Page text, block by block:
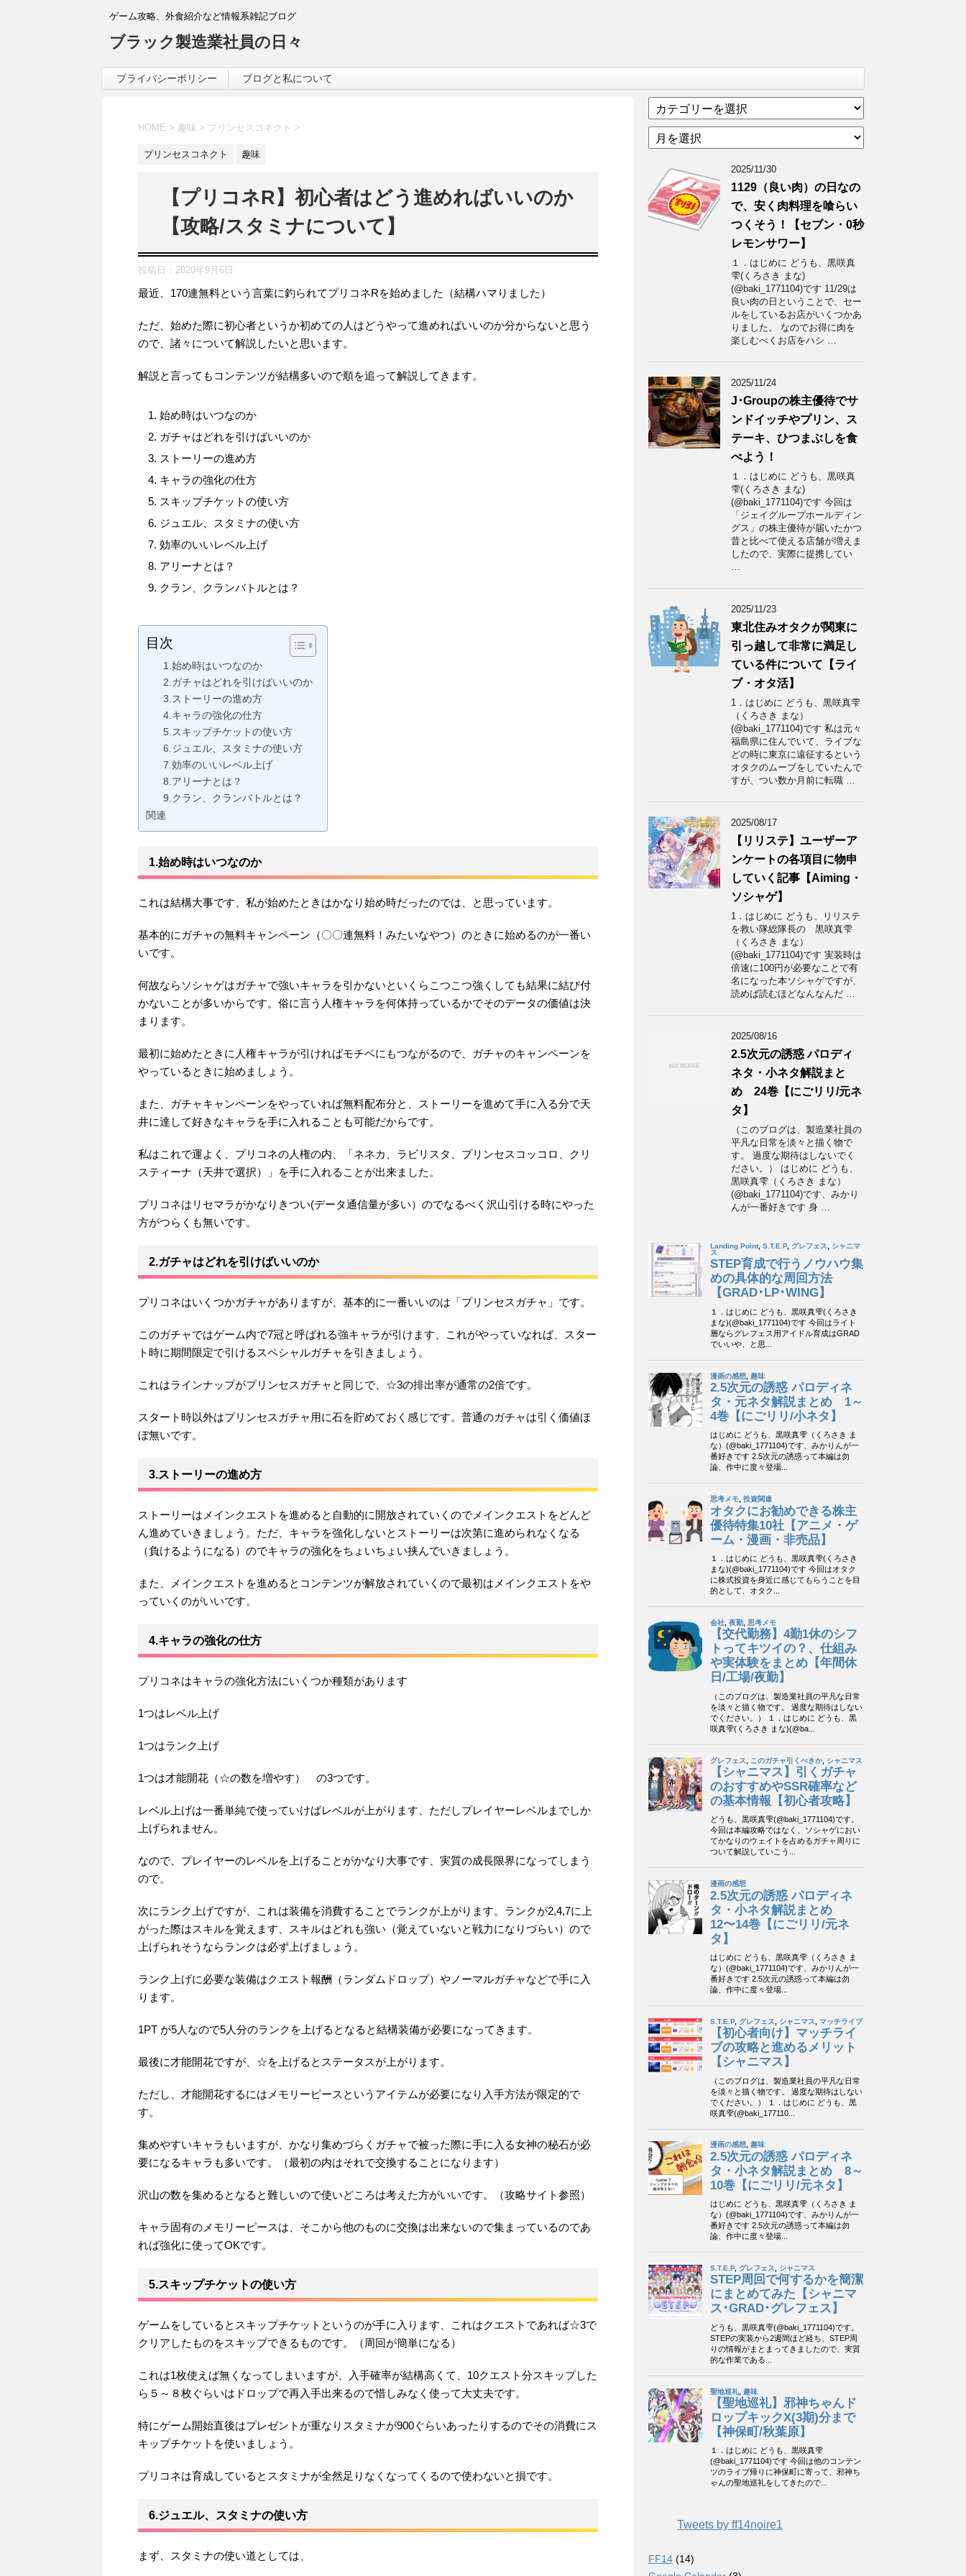
ゲーム攻略、外食紹介など情報系雑記ブログ
ブラック製造業社員の日々
プライバシーポリシー ブログと私について
HOME > 趣味 > プリンセスコネクト >
プリンセスコネクト 趣味
【プリコネR】初心者はどう進めればいいのか
【攻略/スタミナについて】
投稿日： 2020年9月6日
最近、170連無料という言葉に釣られてプリコネRを始めました（結構ハマりました）
ただ、始めた際に初心者というか初めての人はどうやって進めればいいのか分からないと思う
ので、諸々について解説したいと思います。
解説と言ってもコンテンツが結構多いので順を追って解説してきます。
始め時はいつなのか
ガチャはどれを引けばいいのか
ストーリーの進め方
キャラの強化の仕方
スキップチケットの使い方
ジュエル、スタミナの使い方
効率のいいレベル上げ
アリーナとは？
クラン、クランバトルとは？
目次
1.始め時はいつなのか
2.ガチャはどれを引けばいいのか
3.ストーリーの進め方
4.キャラの強化の仕方
5.スキップチケットの使い方
6.ジュエル、スタミナの使い方
7.効率のいいレベル上げ
8.アリーナとは？
9.クラン、クランバトルとは？
関連
1.始め時はいつなのか
これは結構大事です、私が始めたときはかなり始め時だったのでは、と思っています。
基本的にガチャの無料キャンペーン（〇〇連無料！みたいなやつ）のときに始めるのが一番い
いです。
何故ならソシャゲはガチャで強いキャラを引かないといくらこつこつ強くしても結果に結び付
かないことが多いからです。俗に言う人権キャラを何体持っているかでそのデータの価値は決
まります。
最初に始めたときに人権キャラが引ければモチベにもつながるので、ガチャのキャンペーンを
やっているときに始めましょう。
また、ガチャキャンペーンをやっていれば無料配布分と、ストーリーを進めて手に入る分で天
井に達して好きなキャラを手に入れることも可能だからです。
私はこれで運よく、プリコネの人権の内、「ネネカ、ラビリスタ、プリンセスコッコロ、クリ
スティーナ（天井で選択）」を手に入れることが出来ました。
プリコネはリセマラがかなりきつい(データ通信量が多い）のでなるべく沢山引ける時にやった
方がつらくも無いです。
2.ガチャはどれを引けばいいのか
プリコネはいくつかガチャがありますが、基本的に一番いいのは「プリンセスガチャ」です。
このガチャではゲーム内で7冠と呼ばれる強キャラが引けます、これがやっていなれば、スター
ト時に期間限定で引けるスペシャルガチャを引きましょう。
これはラインナップがプリンセスガチャと同じで、☆3の排出率が通常の2倍です。
スタート時以外はプリンセスガチャ用に石を貯めておく感じです。普通のガチャは引く価値ほ
ぼ無いです。
3.ストーリーの進め方
ストーリーはメインクエストを進めると自動的に開放されていくのでメインクエストをどんど
ん進めていきましょう。ただ、キャラを強化しないとストーリーは次第に進められなくなる
（負けるようになる）のでキャラの強化をちょいちょい挟んでいきましょう。
また、メインクエストを進めるとコンテンツが解放されていくので最初はメインクエストをや
っていくのがいいです。
4.キャラの強化の仕方
プリコネはキャラの強化方法にいくつか種類があります
1つはレベル上げ
1つはランク上げ
1つは才能開花（☆の数を増やす） の3つです。
レベル上げは一番単純で使っていけばレベルが上がります、ただしプレイヤーレベルまでしか
上げられません。
なので、プレイヤーのレベルを上げることがかなり大事です、実質の成長限界になってしまう
ので。
次にランク上げですが、これは装備を消費することでランクが上がります。ランクが2,4,7に上
がった際はスキルを覚えます、スキルはどれも強い（覚えていないと戦力になりづらい）ので
上げられそうならランクは必ず上げましょう。
ランク上げに必要な装備はクエスト報酬（ランダムドロップ）やノーマルガチャなどで手に入
ります。
1PT が5人なので5人分のランクを上げるとなると結構装備が必要になってきます。
最後に才能開花ですが、☆を上げるとステータスが上がります。
ただし、才能開花するにはメモリーピースというアイテムが必要になり入手方法が限定的で
す。
集めやすいキャラもいますが、かなり集めづらくガチャで被った際に手に入る女神の秘石が必
要になるキャラも多いです。（最初の内はそれで交換することになります）
沢山の数を集めるとなると難しいので使いどころは考えた方がいいです。（攻略サイト参照）
キャラ固有のメモリーピースは、そこから他のものに交換は出来ないので集まっているのであ
れば強化に使ってOKです。
5.スキップチケットの使い方
ゲームをしているとスキップチケットというのが手に入ります、これはクエストであれば☆3で
クリアしたものをスキップできるものです。（周回が簡単になる）
これは1枚使えば無くなってしまいますが、入手確率が結構高くて、10クエスト分スキップした
ら５～８枚ぐらいはドロップで再入手出来るので惜しみなく使って大丈夫です。
特にゲーム開始直後はプレゼントが重なりスタミナが900ぐらいあったりするのでその消費にス
キップチケットを使いましょう。
プリコネは育成しているとスタミナが全然足りなくなってくるので使わないと損です。
6.ジュエル、スタミナの使い方
まず、スタミナの使い道としては、
テ
ゴ
リ
ア
ー
ブ
2025/11/30
1129（良い肉）の日なの
で、安く肉料理を喰らい
つくそう！【セブン・0秒
レモンサワー】
１．はじめに どうも、黒咲真
雫(くろさき まな)
(@baki_1771104)です 11/29は
良い肉の日ということで、セー
ルをしているお店がいくつかあ
りました。 なのでお得に肉を
楽しむべくお店をハシ …
2025/11/24
J･Groupの株主優待でサ
ンドイッチやプリン、ス
テーキ、ひつまぶしを食
べよう！
１．はじめに どうも、黒咲真
雫(くろさき まな)
(@baki_1771104)です 今回は
「ジェイグループホールディン
グス」の株主優待が届いたかつ
昔と比べて使える店舗が増えま
したので、実際に提携してい
…
2025/11/23
東北住みオタクが関東に
引っ越して非常に満足し
ている件について【ライ
ブ・オタ活】
1．はじめに どうも、黒咲真雫
（くろさき まな）
(@baki_1771104)です 私は元々
福島県に住んでいて、ライブな
どの時に東京に遠征するという
オタクのムーブをしていたんで
すが、つい数か月前に転職 …
2025/08/17
【リリステ】ユーザーア
ンケートの各項目に物申
していく記事【Aiming・
ソシャゲ】
1．はじめに どうも、リリステ
を救い隊総隊長の 黒咲真雫
（くろさき まな）
(@baki_1771104)です 実装時は
倍速に100円が必要なことで有
名になった本ソシャゲですが、
読めば読むほどなんなんだ …
2025/08/16
2.5次元の誘惑 パロディ
ネタ・小ネタ解説まと
め 24巻【にごリリ/元ネ
タ】
（このブログは、製造業社員の
平凡な日常を淡々と描く物で
す。 過度な期待はしないでく
ださい。） はじめに どうも、
黒咲真雫（くろさき まな）
(@baki_1771104)です、みかり
んが一番好きです 身 …
Tweets by ff14noire1
FF14 (14)